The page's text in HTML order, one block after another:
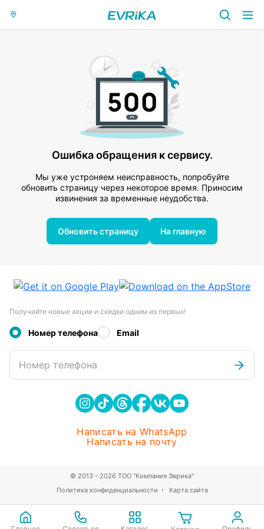
Ошибка обращения к сервису.
Мы уже устроняем неисправность, попробуйте
обновить страницу через некоторое время. Приносим
извинения за временные неудобства.
Обновить страницу На главную
Получайте новые акции и скидки одним из первых!
Номер телефона Email
Номер телефона
Написать на WhatsApp
Написать на почту
Политика конфиденциальности Карта сайта
© 2013 - 2026 ТОО "Компания Эврика"